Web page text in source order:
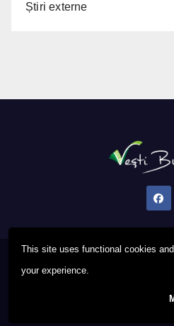
This site uses functional cookies
your experience.
Știri externe
Proudly powered by WordPress
Privacy